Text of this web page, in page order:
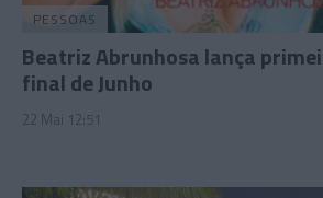
PESSOAS
Beatriz Abrunhosa lança
final de Junho
22 Mai 12:51